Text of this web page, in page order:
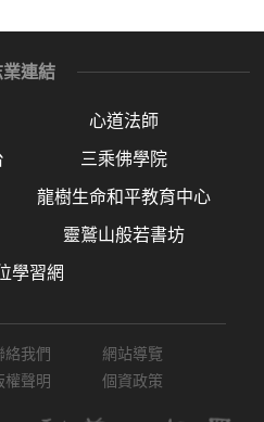
業連結
心道法師
三乘佛學院
龍樹生命和平教育中心
靈鷲山般若書坊
學習網
絡我們
網站導覽
權聲明 個資政策